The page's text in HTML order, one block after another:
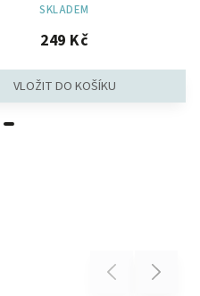
SKLADEM
249 Kč
Previous Next